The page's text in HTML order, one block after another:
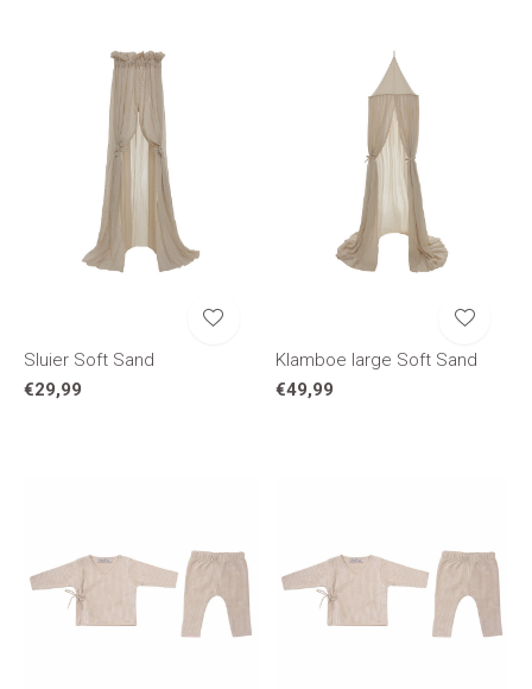
Sluier Soft Sand
€29,99
Klamboe large Soft Sand
€49,99